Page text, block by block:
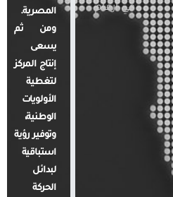
في أرقام
المصرية.
ومن ثم
يسعى
إنتاج المركز
لتغطية
الأولويات
الوطنية،
وتوفير رؤية
استباقية
لبدائل
الحركة